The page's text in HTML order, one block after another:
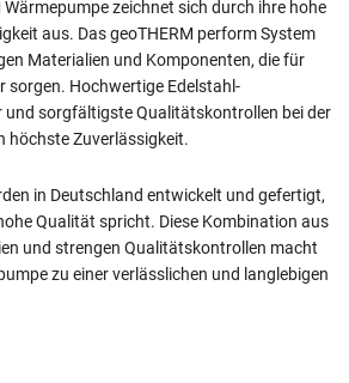
Wärmepumpe zeichnet sich durch ihre hohe
aus. Das geoTHERM perform System
Materialien und Komponenten, die für
sorgen. Hochwertige Edelstahl-
sorgfältigste Qualitätskontrollen bei der
höchste Zuverlässigkeit.
in Deutschland entwickelt und gefertigt,
Qualität spricht. Diese Kombination aus
und strengen Qualitätskontrollen macht
zu einer verlässlichen und langlebigen